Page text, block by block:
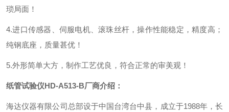
琐局面！
4.进口传感器、伺服电机、滚珠丝杆，操作性能稳定，精度高；
纯钢底座，质量甚优！
5.外形简单大方，制作工艺优良，符合正常的审美观！
纸管试验仪HD-A513-B厂商介绍：
海达仪器有限公司总部设于中国台湾台中县，成立于1988年，长